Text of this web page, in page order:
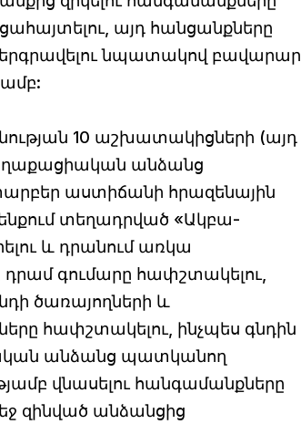
այդ հանցանքները
նպատակով բավարար
10 աշխատակիցների (այդ
անձանց
աստիճանի հրազենային
տեղադրված «Ակբա-
և դրանում առկա
դրամ գումարը հափշտակելու,
ծառայողների և
հափշտակելու, ինչպես գնդին
անձանց պատկանող
վնասելու հանգամանքները
զինված անձանցից